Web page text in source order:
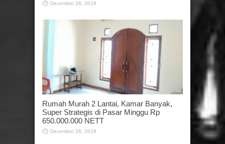
December 28, 2018
Rumah Murah 2 Lantai, Kamar Banyak,
Super Strategis di Pasar Minggu Rp
650.000.000 NETT
December 28, 2018